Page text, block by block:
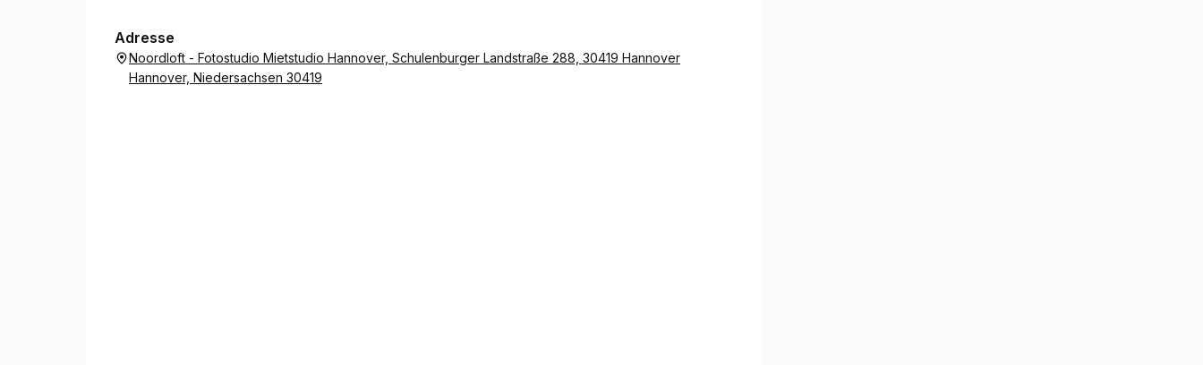
Adresse
Noordloft - Fotostudio Mietstudio Hannover, Schulenburger Landstraße 288, 30419 Hannover
Hannover, Niedersachsen 30419